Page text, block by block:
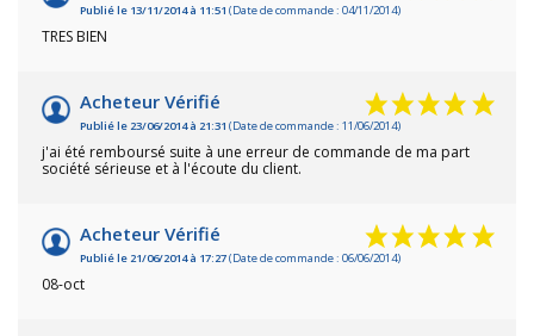
Publié le 13/11/2014 à 11:51 (Date de commande : 04/11/2014)
TRES BIEN
Acheteur Vérifié
Publié le 23/06/2014 à 21:31 (Date de commande : 11/06/2014)
j'ai été remboursé suite à une erreur de commande de ma part
société sérieuse et à l'écoute du client.
Acheteur Vérifié
Publié le 21/06/2014 à 17:27(Date de commande : 06/06/2014)
08-oct